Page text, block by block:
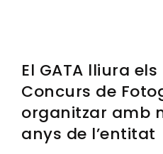
El GATA lliura
Concurs de
organitzar amb
anys de l’entitat